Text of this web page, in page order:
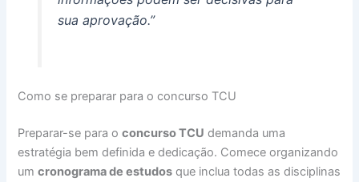
sua aprovação.”
Como se preparar para o concurso TCU
Preparar-se para oconcurso TCU demanda uma
estratégia bem definida e dedicação. Comece organizando
umcronograma de estudos que inclua todas as disciplinas